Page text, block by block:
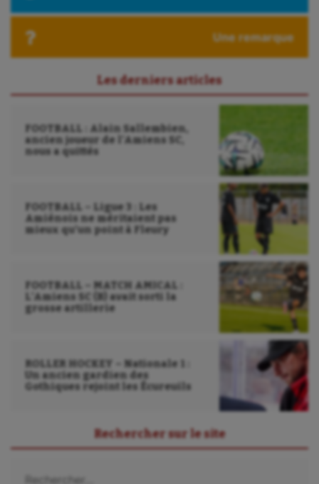
Une remarque
Les derniers articles
FOOTBALL : Alain Sallembien,
ancien joueur de l’Amiens SC,
nous a quittés
FOOTBALL – Ligue 3 : Les
Amiénois ne méritaient pas
mieux qu’un point à Fleury
FOOTBALL – MATCH AMICAL :
L’Amiens SC (B) avait sorti la
grosse artillerie
ROLLER HOCKEY – Nationale 1 :
Un ancien gardien des
Gothiques rejoint les Écureuils
Rechercher sur le site